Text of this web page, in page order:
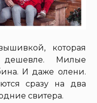
которая
Милые
И даже олени.
сразу на два
свитера.